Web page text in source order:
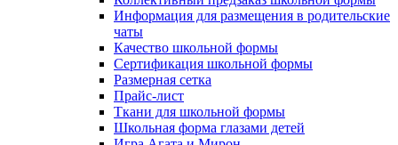
Информация для размещения в родительские
чаты
Качество школьной формы
Сертификация школьной формы
Размерная сетка
Прайс-лист
Ткани для школьной формы
Школьная форма глазами детей